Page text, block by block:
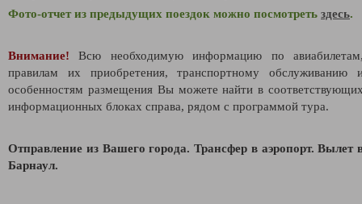
Фото-отчет из предыдущих поездок можно посмотреть здесь.
Внимание!Всю необходимую информацию по
правилам их приобретения, транспортному обслуживанию
особенностям размещения Вы можете найти в
информационных блоках справа, рядом с программой тура.
Отправление из Вашего города. Трансфер в аэропорт.Вылет
Барнаул.